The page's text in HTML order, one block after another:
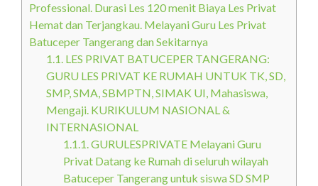
Professional. Durasi Les 120 menit Biaya Les Privat
Hemat dan Terjangkau. Melayani Guru Les Privat
Batuceper Tangerang dan Sekitarnya
1.1. LES PRIVAT BATUCEPER TANGERANG:
GURU LES PRIVAT KE RUMAH UNTUK TK, SD,
SMP, SMA, SBMPTN, SIMAK UI, Mahasiswa,
Mengaji. KURIKULUM NASIONAL &
INTERNASIONAL
1.1.1.GURULESPRIVATE Melayani Guru
Privat Datang ke Rumah di seluruh wilayah
Batuceper Tangerang untuk siswa SD SMP